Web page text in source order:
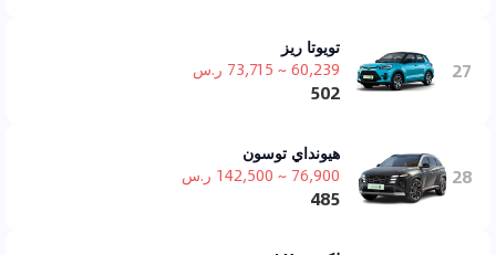
27
تويوتا ريز
60,239 ~ 73,715 ر.س
502
28
هيونداي توسون
76,900 ~ 142,500 ر.س
485